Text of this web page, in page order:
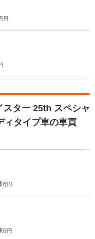
円
スター 25th スペシャ
ィタイプ車の車買
万円
万円